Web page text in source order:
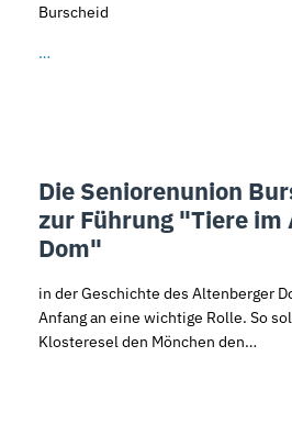
Burscheid
…
Die Seniorenunion
zur Führung "Tiere im
Dom"
in der Geschichte des Altenberger
Anfang an eine wichtige Rolle. So
Klosteresel den Mönchen den…